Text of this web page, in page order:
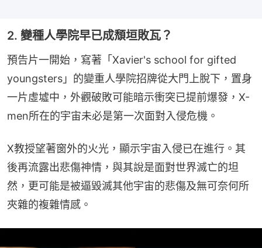
2. 變種人學院早已成頹垣敗瓦？
預告片一開始，寫著「Xavier's school for gifted
youngsters」的變重人學院招牌從大門上脫下，置身
一片虛墟中，外觀破敗可能暗示衝突已提前爆發，X-
men所在的宇宙未必是第一次面對入侵危機。
X教授望著窗外的火光，顯示宇宙入侵已在進行。其
後再流露出悲傷神情，與其說是面對世界滅亡的坦
然，更可能是被逼毀滅其他宇宙的悲傷及無可奈何所
夾雜的複雜情感。